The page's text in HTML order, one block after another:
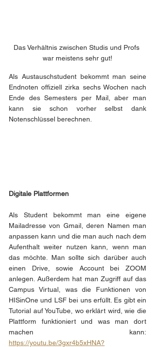
Das Verhältnis zwischen Studis und Profs
war meistens sehr gut!
Als Austauschstudent bekommt man seine
Endnoten offiziell zirka sechs Wochen nach
Ende des Semesters per Mail, aber man
kann sie schon vorher selbst dank
Notenschlüssel berechnen.
Digitale Plattformen
Als Student bekommt man eine eigene
Mailadresse von Gmail, deren Namen man
anpassen kann und die man auch nach dem
Aufenthalt weiter nutzen kann, wenn man
das möchte. Man sollte sich darüber auch
einen Drive, sowie Account bei ZOOM
anlegen. Außerdem hat man Zugriff auf das
Campus Virtual, was die Funktionen von
HISinOne und LSF bei uns erfüllt. Es gibt ein
Tutorial auf YouTube, wo erklärt wird, wie die
Plattform funktioniert und was man dort
https://youtu.be/3gxr4b5xHNA?